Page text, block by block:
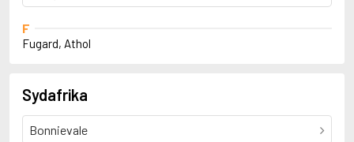
F
Fugard, Athol
Sydafrika
Bonnievale